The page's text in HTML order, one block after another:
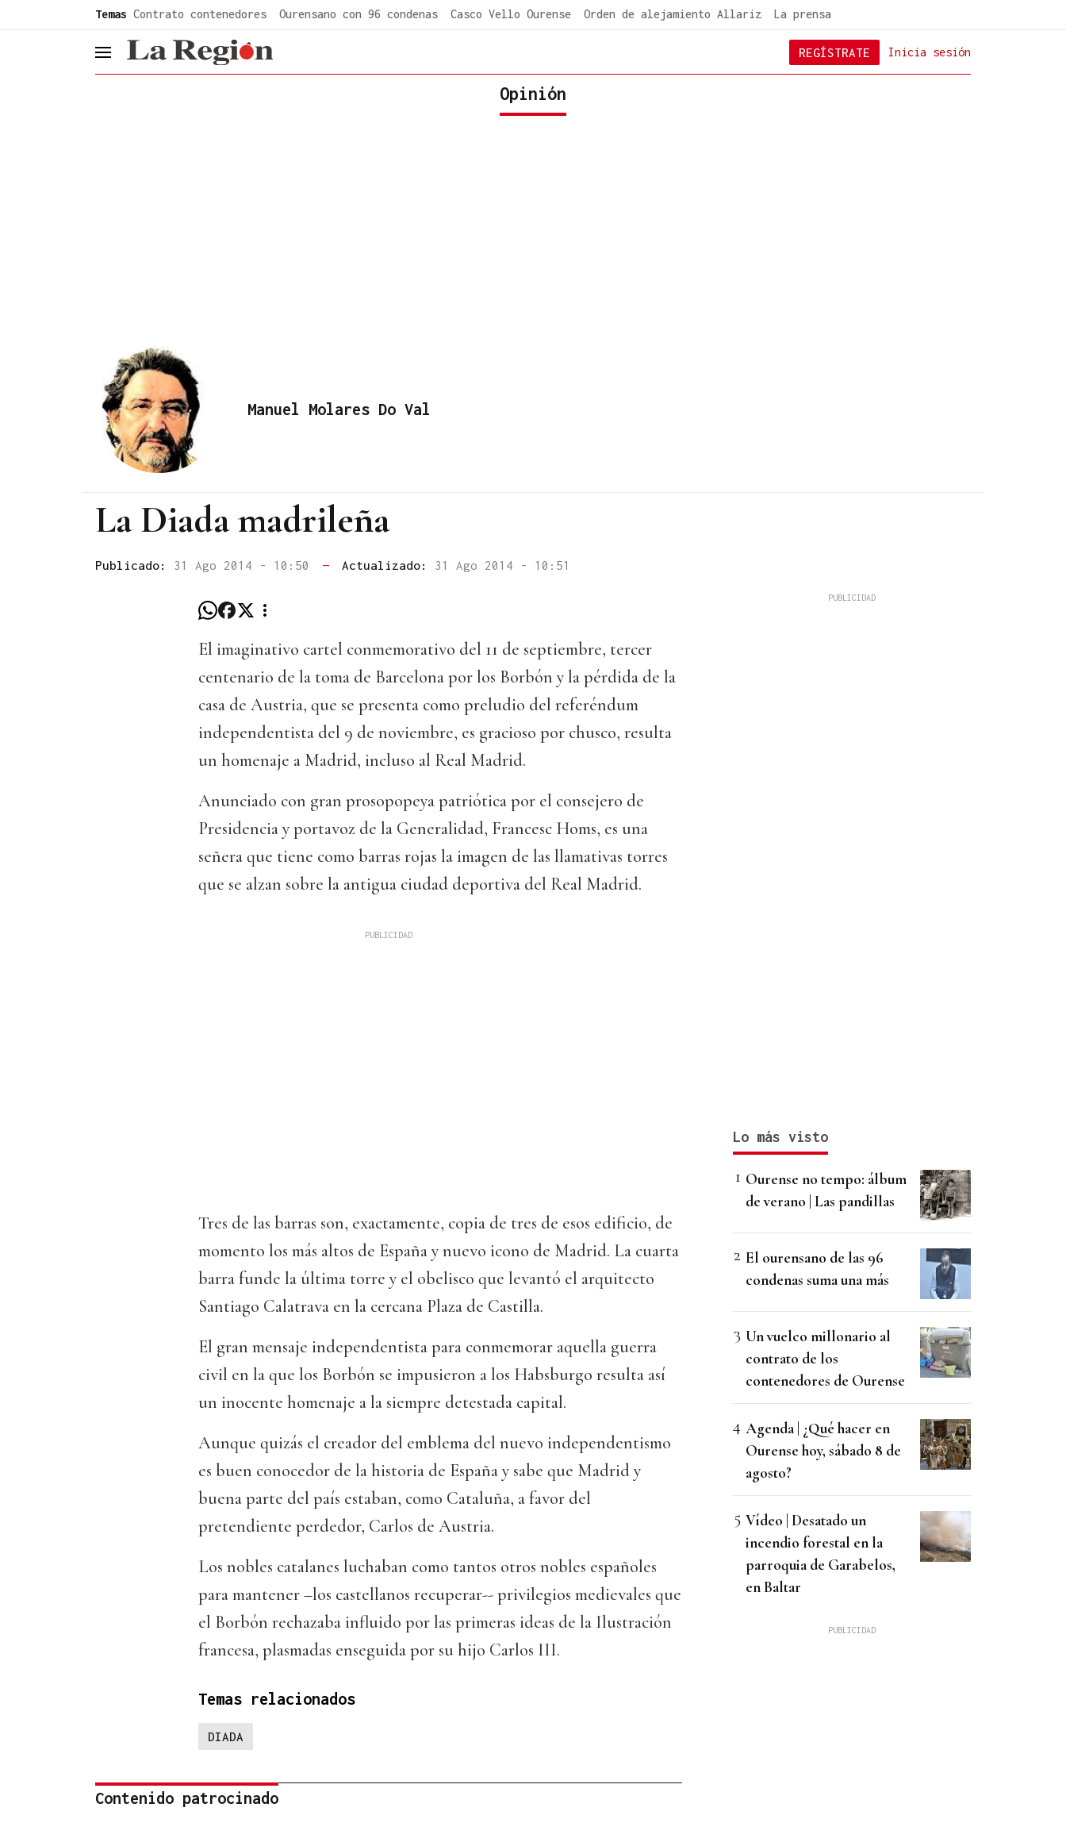
Temas Contrato contenedores Ourensano con 96 condenas Casco Vello Ourense Orden de alejamiento Allariz La prensa
header.menu.open Inicia sesión
REGÍSTRATE
Opinión
Manuel Molares Do Val
La Diada madrileña
Publicado: 31 Ago 2014 - 10:50 — Actualizado: 31 Ago 2014 - 10:51
El imaginativo cartel conmemorativo del 11 de septiembre, tercer
centenario de la toma de Barcelona por los Borbón y la pérdida de la
casa de Austria, que se presenta como preludio del referéndum
independentista del 9 de noviembre, es gracioso por chusco, resulta
un homenaje a Madrid, incluso al Real Madrid.
Anunciado con gran prosopopeya patriótica por el consejero de
Presidencia y portavoz de la Generalidad, Francesc Homs, es una
señera que tiene como barras rojas la imagen de las llamativas torres
que se alzan sobre la antigua ciudad deportiva del Real Madrid.
Tres de las barras son, exactamente, copia de tres de esos edificio, de
momento los más altos de España y nuevo icono de Madrid. La cuarta
barra funde la última torre y el obelisco que levantó el arquitecto
Santiago Calatrava en la cercana Plaza de Castilla.
El gran mensaje independentista para conmemorar aquella guerra
civil en la que los Borbón se impusieron a los Habsburgo resulta así
un inocente homenaje a la siempre detestada capital.
Aunque quizás el creador del emblema del nuevo independentismo
es buen conocedor de la historia de España y sabe que Madrid y
buena parte del país estaban, como Cataluña, a favor del
pretendiente perdedor, Carlos de Austria.
Los nobles catalanes luchaban como tantos otros nobles españoles
para mantener –los castellanos recuperar-- privilegios medievales que
el Borbón rechazaba influido por las primeras ideas de la Ilustración
francesa, plasmadas enseguida por su hijo Carlos III.
Temas relacionados
DIADA
Contenido patrocinado
Lo más visto
Ourense no tempo: álbum
de verano | Las pandillas
El ourensano de las 96
condenas suma una más
Un vuelco millonario al
contrato de los
contenedores de Ourense
Agenda | ¿Qué hacer en
Ourense hoy, sábado 8 de
agosto?
Vídeo | Desatado un
incendio forestal en la
parroquia de Garabelos,
en Baltar